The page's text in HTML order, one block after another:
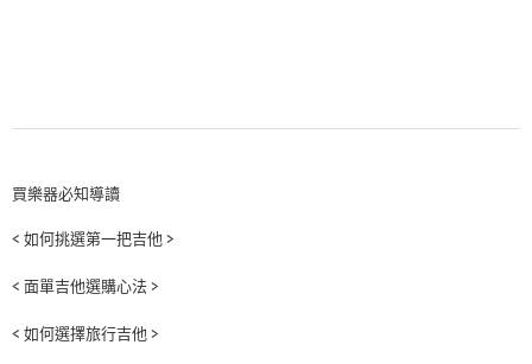
買樂器必知導讀
< 如何挑選第一把吉他 >
< 面單吉他選購心法 >
< 如何選擇旅行吉他 >